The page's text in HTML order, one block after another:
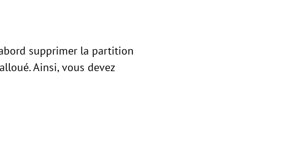
supprimer la partition
Ainsi, vous devez